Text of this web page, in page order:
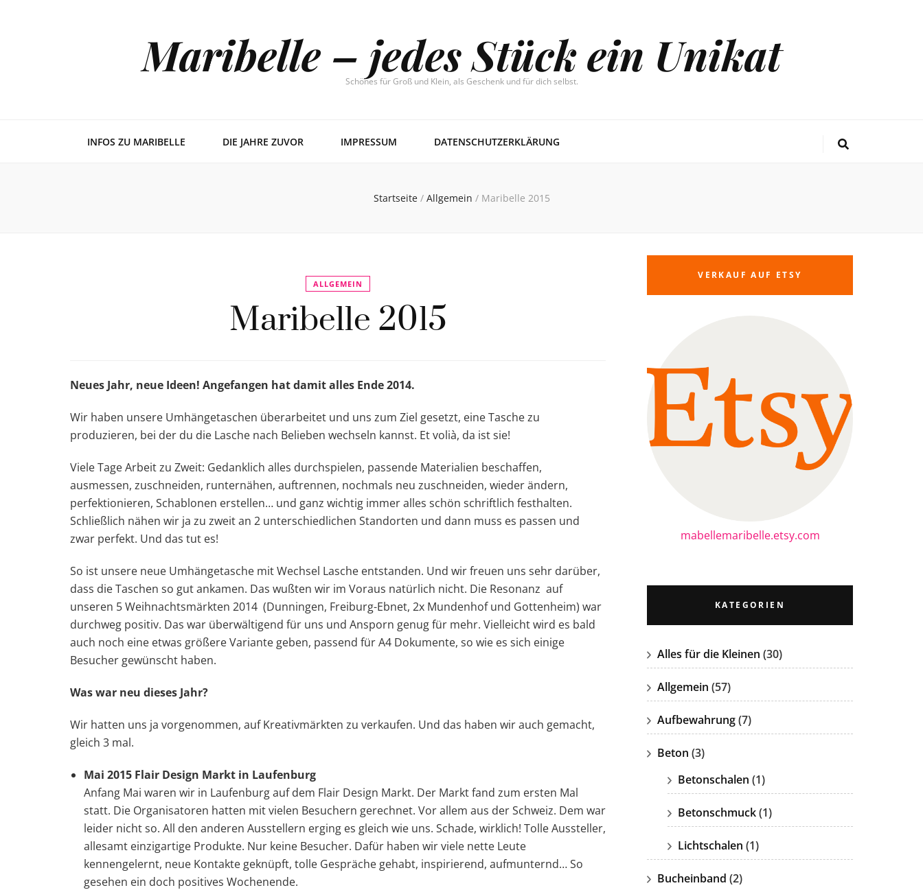
Maribelle – jedes Stück ein Unikat
Schönes für Groß und Klein, als Geschenk und für dich selbst.
INFOS ZU MARIBELLE DIE JAHRE ZUVOR IMPRESSUM DATENSCHUTZERKLÄRUNG
Startseite / Allgemein / Maribelle 2015
ALLGEMEIN
Maribelle 2015
Neues Jahr, neue Ideen! Angefangen hat damit alles Ende 2014.
Wir haben unsere Umhängetaschen überarbeitet und uns zum Ziel gesetzt, eine Tasche zu
produzieren, bei der du die Lasche nach Belieben wechseln kannst. Et volià, da ist sie!
Viele Tage Arbeit zu Zweit: Gedanklich alles durchspielen, passende Materialien beschaffen,
ausmessen, zuschneiden, runternähen, auftrennen, nochmals neu zuschneiden, wieder ändern,
perfektionieren, Schablonen erstellen… und ganz wichtig immer alles schön schriftlich festhalten.
Schließlich nähen wir ja zu zweit an 2 unterschiedlichen Standorten und dann muss es passen und
zwar perfekt. Und das tut es!
So ist unsere neue Umhängetasche mit Wechsel Lasche entstanden. Und wir freuen uns sehr darüber,
dass die Taschen so gut ankamen. Das wußten wir im Voraus natürlich nicht. Die Resonanz auf
unseren 5 Weihnachtsmärkten 2014 (Dunningen, Freiburg-Ebnet, 2x Mundenhof und Gottenheim) war
durchweg positiv. Das war überwältigend für uns und Ansporn genug für mehr. Vielleicht wird es bald
auch noch eine etwas größere Variante geben, passend für A4 Dokumente, so wie es sich einige
Besucher gewünscht haben.
Was war neu dieses Jahr?
Wir hatten uns ja vorgenommen, auf Kreativmärkten zu verkaufen. Und das haben wir auch gemacht,
gleich 3 mal.
Mai 2015 Flair Design Markt in Laufenburg
Anfang Mai waren wir in Laufenburg auf dem Flair Design Markt. Der Markt fand zum ersten Mal
statt. Die Organisatoren hatten mit vielen Besuchern gerechnet. Vor allem aus der Schweiz. Dem war
leider nicht so. All den anderen Ausstellern erging es gleich wie uns. Schade, wirklich! Tolle Aussteller,
allesamt einzigartige Produkte. Nur keine Besucher. Dafür haben wir viele nette Leute
kennengelernt, neue Kontakte geknüpft, tolle Gespräche gehabt, inspirierend, aufmunternd… So
gesehen ein doch positives Wochenende.
VERKAUF AUF ETSY
mabellemaribelle.etsy.com
KATEGORIEN
Alles für die Kleinen (30)
Allgemein (57)
Aufbewahrung(7)
Beton (3)
Betonschalen (1)
Betonschmuck(1)
Lichtschalen (1)
Bucheinband (2)